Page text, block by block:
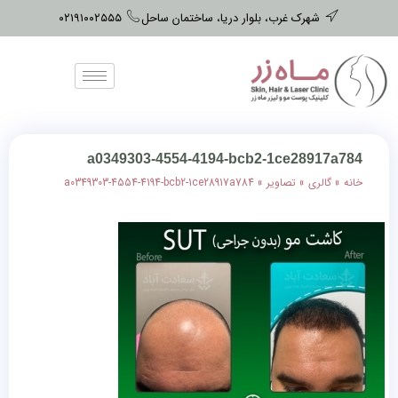
شهرک غرب، بلوار دریا، ساختمان ساحل ۰۲۱۹۱۰۰۲۵۵۵
a0349303-4554-4194-bcb2-1ce28917a784
خانه » گالری » تصاویر »
a0349303-4554-4194-bcb2-1ce28917a784